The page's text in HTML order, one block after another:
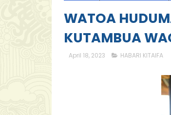
WATOA
KUTAMBUA
April 18, 2023 HABARI KITAIFA